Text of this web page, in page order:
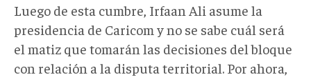
Luego de esta cumbre, Irfaan Ali asume la
presidencia de Caricom y no se sabe cuál será
el matiz que tomarán las decisiones del bloque
con relación a la disputa territorial. Por ahora,